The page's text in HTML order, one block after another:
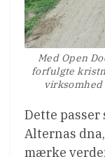
Med Open
forfulgte
Dette passer
Alternas
mærke